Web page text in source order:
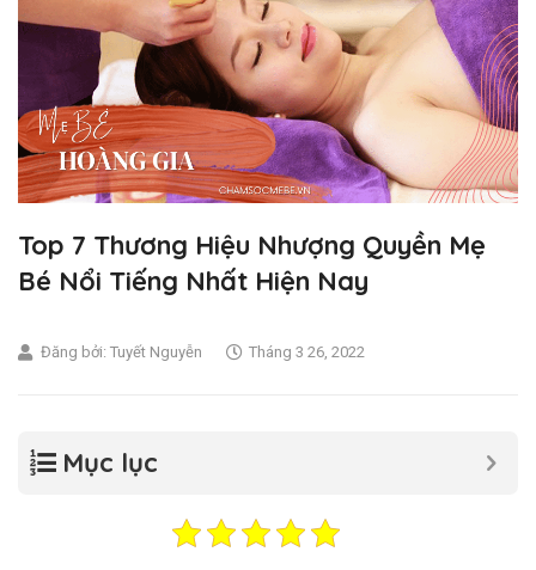
Top 7 Thương Hiệu Nhượng Quyền Mẹ
Bé Nổi Tiếng Nhất Hiện Nay
Đăng bởi: Tuyết Nguyễn Tháng 3 26, 2022
Mục lục